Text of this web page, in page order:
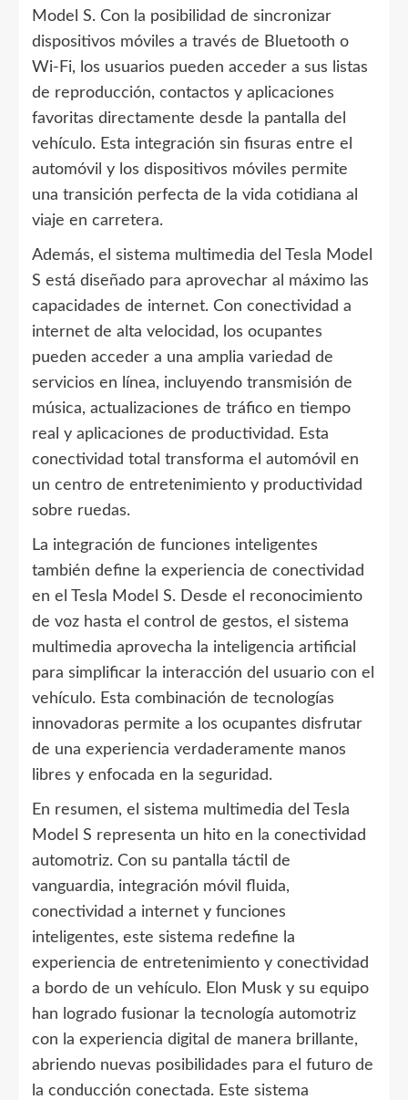
Model S. Con la posibilidad de sincronizar
dispositivos móviles a través de Bluetooth o
Wi-Fi, los usuarios pueden acceder a sus listas
de reproducción, contactos y aplicaciones
favoritas directamente desde la pantalla del
vehículo. Esta integración sin fisuras entre el
automóvil y los dispositivos móviles permite
una transición perfecta de la vida cotidiana al
viaje en carretera.
Además, el sistema multimedia del Tesla Model
S está diseñado para aprovechar al máximo las
capacidades de internet. Con conectividad a
internet de alta velocidad, los ocupantes
pueden acceder a una amplia variedad de
servicios en línea, incluyendo transmisión de
música, actualizaciones de tráfico en tiempo
real y aplicaciones de productividad. Esta
conectividad total transforma el automóvil en
un centro de entretenimiento y productividad
sobre ruedas.
La integración de funciones inteligentes
también define la experiencia de conectividad
en el Tesla Model S. Desde el reconocimiento
de voz hasta el control de gestos, el sistema
multimedia aprovecha la inteligencia artificial
para simplificar la interacción del usuario con el
vehículo. Esta combinación de tecnologías
innovadoras permite a los ocupantes disfrutar
de una experiencia verdaderamente manos
libres y enfocada en la seguridad.
En resumen, el sistema multimedia del Tesla
Model S representa un hito en la conectividad
automotriz. Con su pantalla táctil de
vanguardia, integración móvil fluida,
conectividad a internet y funciones
inteligentes, este sistema redefine la
experiencia de entretenimiento y conectividad
a bordo de un vehículo. Elon Musk y su equipo
han logrado fusionar la tecnología automotriz
con la experiencia digital de manera brillante,
abriendo nuevas posibilidades para el futuro de
la conducción conectada. Este sistema